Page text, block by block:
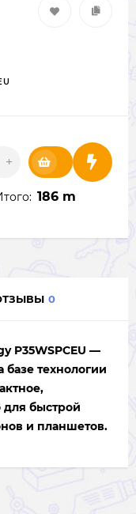
+
186 m
0
P35WSPCEU —
базе технологии
быстрой
и планшетов.